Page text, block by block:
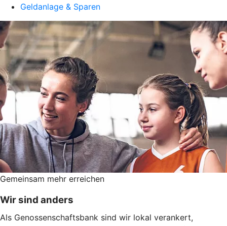
Geldanlage & Sparen
Gemeinsam mehr erreichen
Wir sind anders
Als Genossenschaftsbank sind wir lokal verankert,